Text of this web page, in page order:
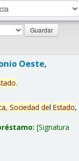
Oeste,
.
Sociedad del Estado,
Signatura